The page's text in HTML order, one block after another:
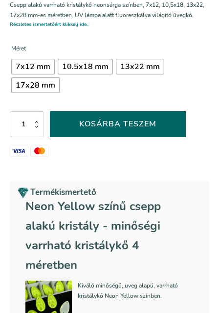
Csepp alakú varrható kristálykő neonsárga színben, 7x12, 10,5x18, 13x22,
17x28 mm-es méretben. UV lámpa alatt fluoreszkálva világító üvegkő.
Részletes ismertetőért klikkelj ide..
Méret
7x12 mm 10.5x18 mm
13x22 mm
17x28 mm
Neon
Yellow
színű
csepp
KOSÁRBA TESZEM
Termékismertető
Neon Yellow színű csepp
alakú kristály - minőségi
varrható kristálykő 4
méretben
Kiváló minőségű, üveg alapú, varrható
kristálykő Neon Yellow színben.